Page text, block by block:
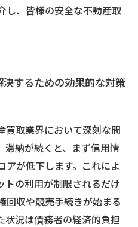
し、皆様の安全な不動産取
するための効果的な対策
買取業界において深刻な問
滞納が続くと、まず信用情
アが低下します。これによ
トの利用が制限されるだけ
回収や競売手続きが始まる
状況は債務者の経済的負担